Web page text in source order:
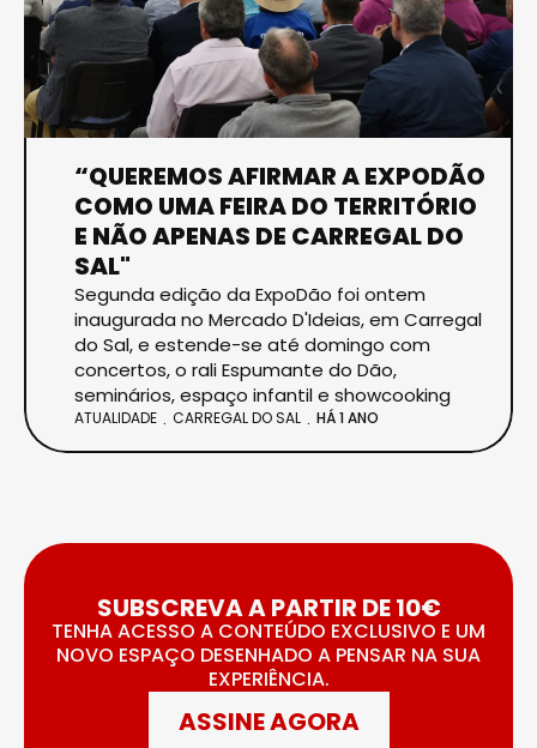
“QUEREMOS AFIRMAR A EXPODÃO
COMO UMA FEIRA DO TERRITÓRIO
E NÃO APENAS DE CARREGAL DO
SAL"
Segunda edição da ExpoDão foi ontem
inaugurada no Mercado D'Ideias, em Carregal
do Sal, e estende-se até domingo com
concertos, o rali Espumante do Dão,
seminários, espaço infantil e showcooking
ATUALIDADE CARREGAL DO SAL HÁ 1 ANO
SUBSCREVA A PARTIR DE 10€
TENHA ACESSO A CONTEÚDO EXCLUSIVO E UM
NOVO ESPAÇO DESENHADO A PENSAR NA SUA
EXPERIÊNCIA.
ASSINE AGORA